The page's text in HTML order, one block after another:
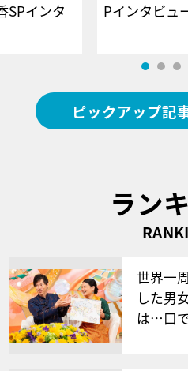
SPインタ
Pインタ
ピックアップ記
ラン
世界一
した男
は…口